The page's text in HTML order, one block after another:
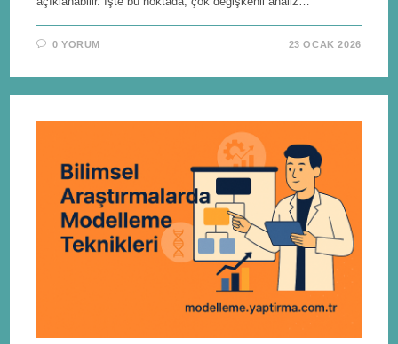
0 YORUM 23 OCAK 2026